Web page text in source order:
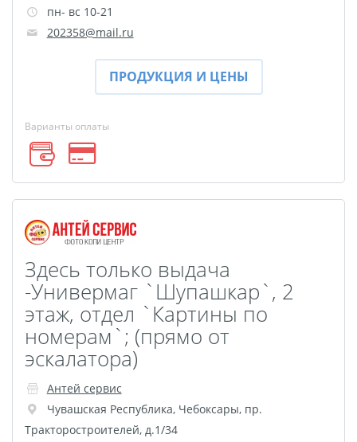
Оживающий дневник
Фото на документы
Печати, штампы и
факсимиле В РАЗ
Круглые стикеры
Прямоугольные
стикеры
Фигурные стикеры
Стикерпаки
Оживающий торт
Загрузка видео для AR
Майки с символикой
Беларусь
TEST
Фото на холсте с
пн- вс 10-21
202358@mail.ru
ПРОДУКЦИЯ И ЦЕНЫ
Варианты оплаты
Здесь только выдача
-Универмаг `Шупашкар`, 2
этаж, отдел `Картины по
номерам`; (прямо от
эскалатора)
Антей сервис
Чувашская Республика, Чебоксары, пр.
Тракторостроителей, д.1/34